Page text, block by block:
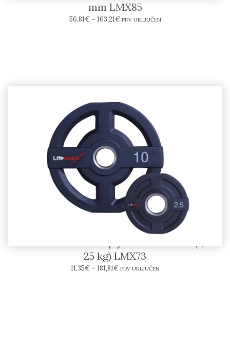
mm LMX85
56,81€– 163,21€ PDV UKLJUČEN
25 kg) LMX73
11,35€– 181,81€ PDV UKLJUČEN